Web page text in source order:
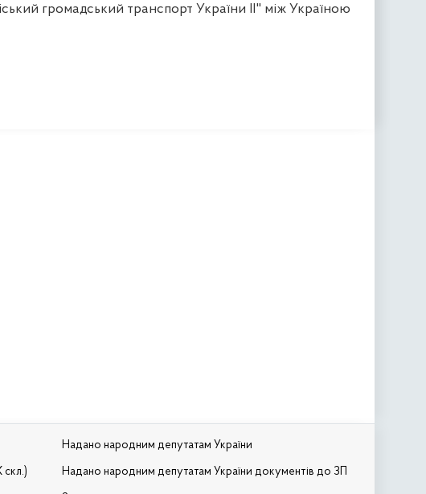
громадський транспорт України ІІ" між Україною
скл.)
Надано народним депутатам України
Надано народним депутатам України документів до ЗП